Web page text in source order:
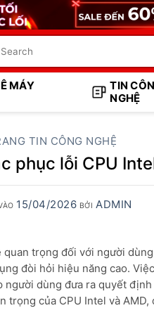
MÁY
TIN
NGHỆ
TIN CÔNG NGHỆ
phục lỗi CPU
15/04/2026 BỞI ADMIN
trọng đối với người
đòi hỏi hiệu năng cao.
dùng đưa ra quyết
trọng của CPU Intel và